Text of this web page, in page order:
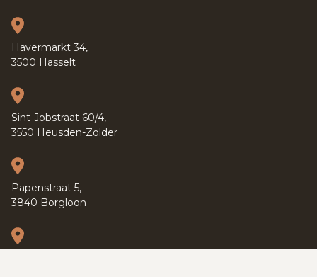
Havermarkt 34,
3500 Hasselt
Sint-Jobstraat 60/4,
3550 Heusden-Zolder
Papenstraat 5,
3840 Borgloon